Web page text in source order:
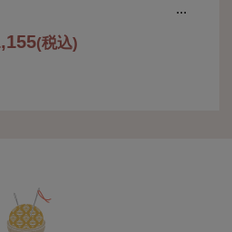
(税込)